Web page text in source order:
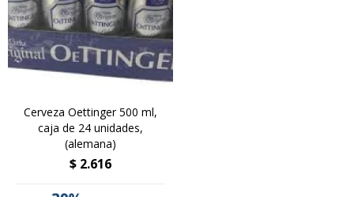
Cerveza Oettinger 500 ml,
caja de 24 unidades,
(alemana)
$ 2.616